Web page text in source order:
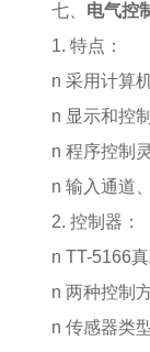
七、 电气控
1. 特点：
n 采用计算
n 显示和控
n 程序控制
n 输入通道
2. 控制器：
n TT-5166
n 两种控制
n 传感器类